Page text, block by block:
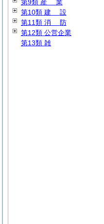
第9類 産 業
第10類 建 設
第11類 消 防
第12類 公営企業
第13類 雑